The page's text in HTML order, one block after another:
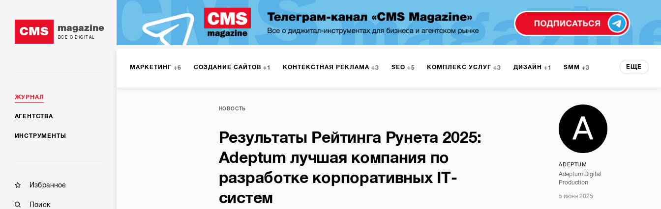
CMS magazine
ВСЕ О DIGITAL
ЖУРНАЛ
АГЕНТСТВА
ИНСТРУМЕНТЫ
Избранное
Поиск
МАРКЕТИНГ 6 СОЗДАНИЕ САЙТОВ 1 КОНТЕКСТНАЯ РЕКЛАМА 3 SEO 5 КОМПЛЕКС УСЛУГ 3 ДИЗАЙН 1 SMM 3
ИНТЕРНЕТ-МАРКЕТИНГ
МОБИЛЬНАЯ РАЗРАБОТКА ЮЗАБИЛИТИ ИНТРАНЕТ МОНИТОРИНГ МЕНЕДЖМЕНТ
ЕЩЕ
НОВОСТЬ
Результаты Рейтинга Рунета 2025:
Adeptum лучшая компания по
разработке корпоративных IT-
систем
ADEPTUM
Adeptum Digital
Production
5 июня 2025